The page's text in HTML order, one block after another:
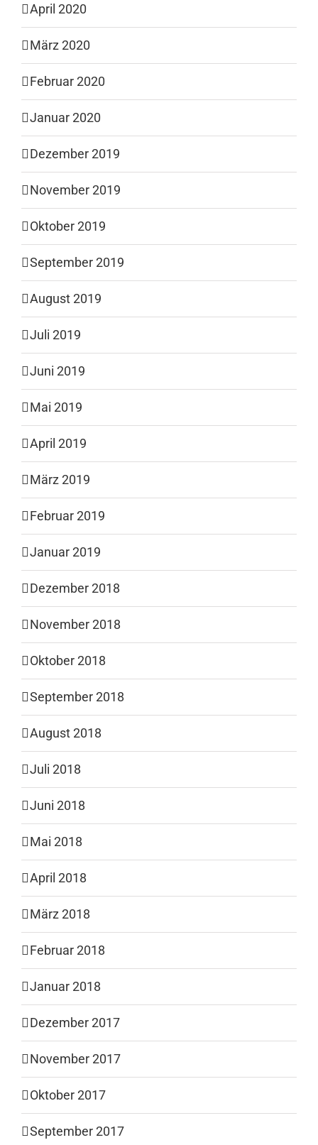
April 2020
März 2020
Februar 2020
Januar 2020
Dezember 2019
November 2019
Oktober 2019
September 2019
August 2019
Juli 2019
Juni 2019
Mai 2019
April 2019
März 2019
Februar 2019
Januar 2019
Dezember 2018
November 2018
Oktober 2018
September 2018
August 2018
Juli 2018
Juni 2018
Mai 2018
April 2018
März 2018
Februar 2018
Januar 2018
Dezember 2017
November 2017
Oktober 2017
September 2017